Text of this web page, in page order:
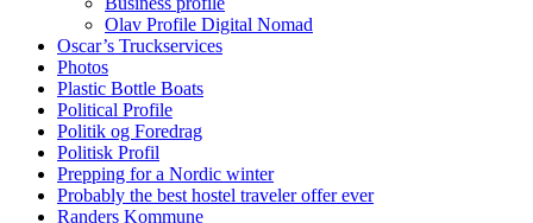
Olav Profile Digital Nomad
Oscar’s Truckservices
Photos
Plastic Bottle Boats
Political Profile
Politik og Foredrag
Politisk Profil
Prepping for a Nordic winter
Probably the best hostel traveler offer ever
Randers Kommune